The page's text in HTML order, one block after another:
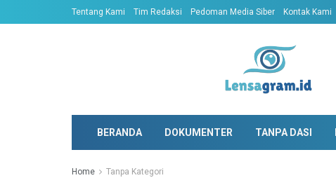
Tentang Kami Tim Redaksi Pedoman Media Siber Kontak Kami
BERANDA DOKUMENTER TANPA DASI
Home Tanpa Kategori